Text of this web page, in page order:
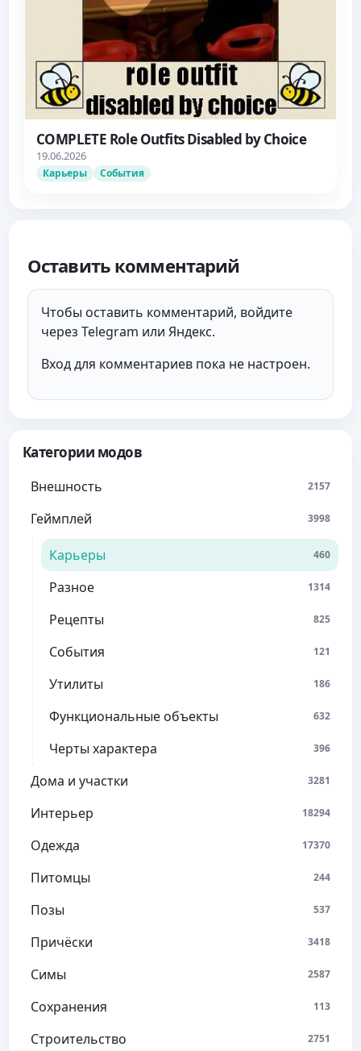
Категории модов
Внешность 2157
Геймплей 3998
Карьеры 460
Разное 1314
Рецепты 825
События 121
Утилиты 186
Функциональные объекты 632
Черты характера 396
Дома и участки 3281
Интерьер 18294
Одежда 17370
Питомцы 244
Позы 537
Причёски 3418
Симы 2587
Сохранения 113
Строительство 2751
COMPLETE Role Outfits Disabled by Choice
19.06.2026
Карьеры События
Оставить комментарий
Чтобы оставить комментарий, войдите
через Telegram или Яндекс.
Вход для комментариев пока не настроен.